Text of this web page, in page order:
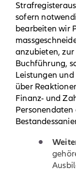
sofern
bearbeiten wir
anzubieten,
Buchführung,
Leistungen
über
Finanz- und